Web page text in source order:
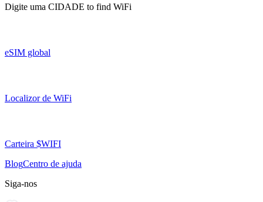
Digite uma CIDADE to find WiFi
eSIM global
Localizor de WiFi
Carteira $WIFI
BlogCentro de ajuda
Siga-nos